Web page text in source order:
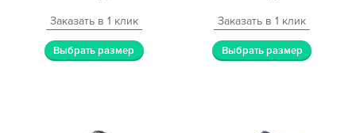
Заказать в 1 клик
Выбрать размер
Заказать в 1 клик
Выбрать размер